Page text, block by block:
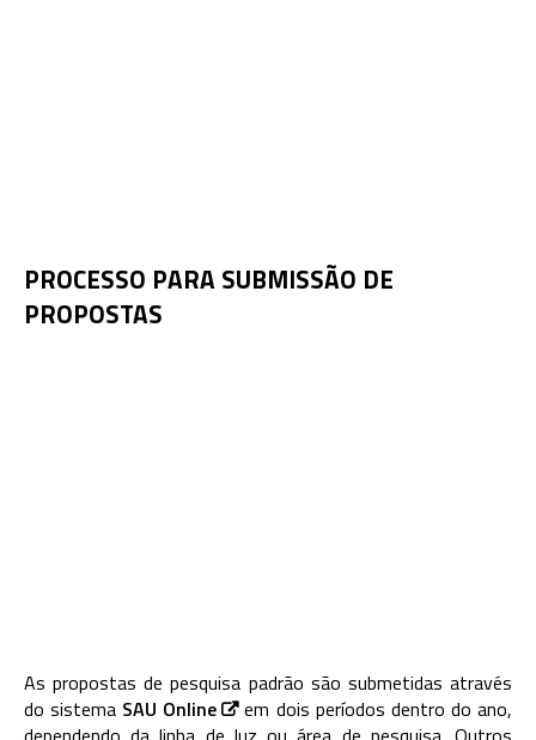
PROCESSO PARA SUBMISSÃO DE
PROPOSTAS
As propostas de pesquisa padrão são submetidas através
do sistema SAU Online
em dois períodos dentro do ano,